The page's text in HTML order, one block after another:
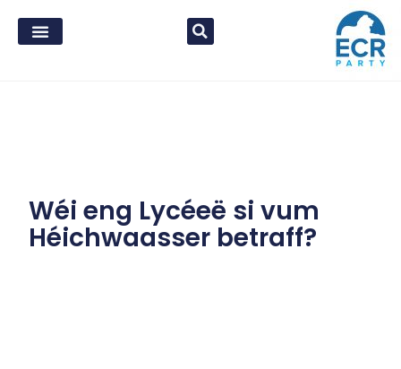
Wéi eng Lycéeë si vum
Héichwaasser betraff?